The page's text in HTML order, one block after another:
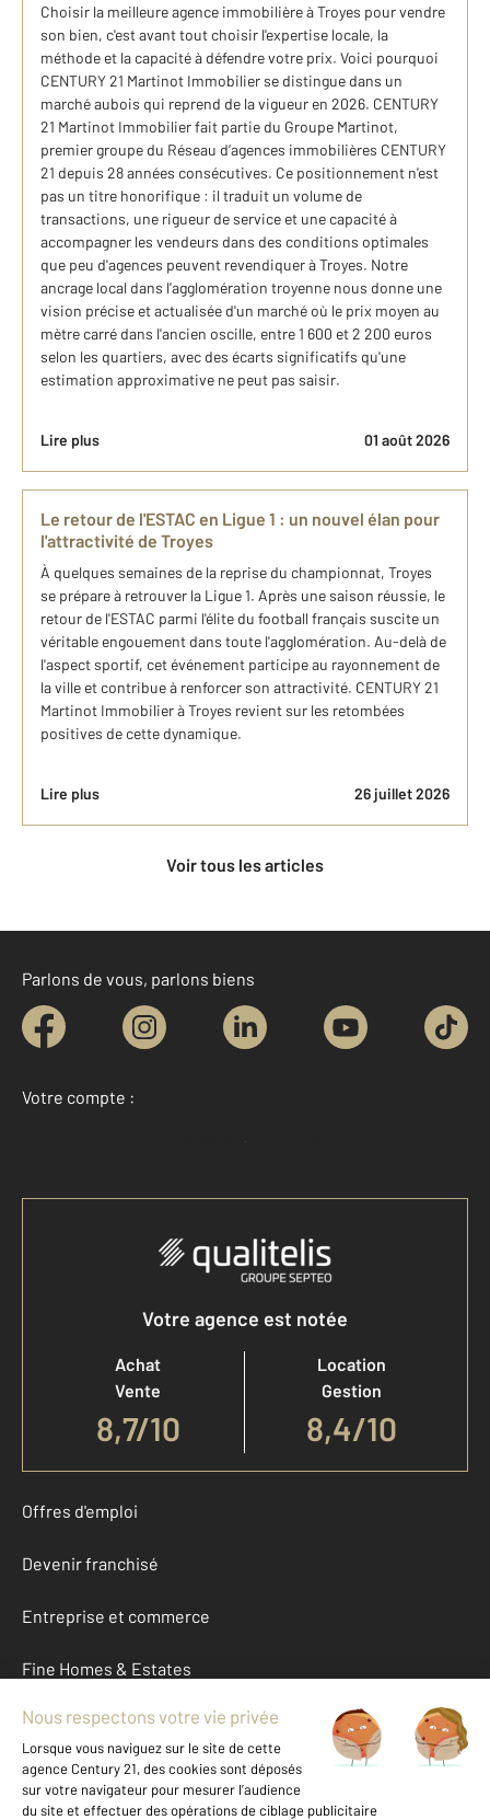
Choisir la meilleure agence immobilière à Troyes pour vendre
son bien, c'est avant tout choisir l'expertise locale, la
méthode et la capacité à défendre votre prix. Voici pourquoi
CENTURY 21 Martinot Immobilier se distingue dans un
marché aubois qui reprend de la vigueur en 2026. CENTURY
21 Martinot Immobilier fait partie du Groupe Martinot,
premier groupe du Réseau d’agences immobilières CENTURY
21 depuis 28 années consécutives. Ce positionnement n'est
pas un titre honorifique : il traduit un volume de
transactions, une rigueur de service et une capacité à
accompagner les vendeurs dans des conditions optimales
que peu d'agences peuvent revendiquer à Troyes. Notre
ancrage local dans l'agglomération troyenne nous donne une
vision précise et actualisée d'un marché où le prix moyen au
mètre carré dans l'ancien oscille, entre 1 600 et 2 200 euros
selon les quartiers, avec des écarts significatifs qu'une
estimation approximative ne peut pas saisir.
Lire plus 01 août 2026
Le retour de l'ESTAC en Ligue 1 : un nouvel élan pour
l'attractivité de Troyes
À quelques semaines de la reprise du championnat, Troyes
se prépare à retrouver la Ligue 1. Après une saison réussie, le
retour de l'ESTAC parmi l'élite du football français suscite un
véritable engouement dans toute l'agglomération. Au-delà de
l'aspect sportif, cet événement participe au rayonnement de
la ville et contribue à renforcer son attractivité. CENTURY 21
Martinot Immobilier à Troyes revient sur les retombées
positives de cette dynamique.
Lire plus 26 juillet 2026
Voir tous les articles
Parlons de vous, parlons biens
Votre compte :
Accéder à mon compte
Votre agence est notée
Achat
Vente
8,7/10
Location
Gestion
8,4/10
Offres d'emploi
Devenir franchisé
Entreprise et commerce
Fine Homes & Estates
À propos
International